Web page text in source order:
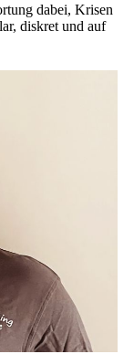
dabei, Krisen
diskret und auf